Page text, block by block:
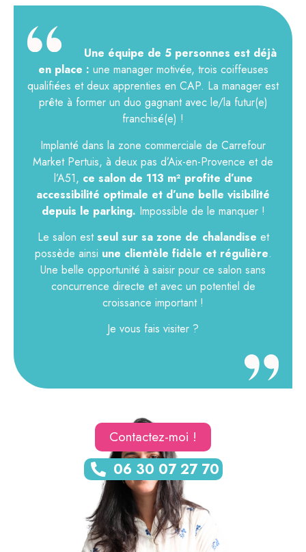
Contactez-moi !
06 30 07 27 70
Une équipe de 5 personnes est déjà
en place : une manager motivée, trois coiffeuses
qualifiées et deux apprenties en CAP. La manager est
prête à former un duo gagnant avec le/la futur(e)
franchisé(e) !
Implanté dans la zone commerciale de Carrefour
Market Pertuis, à deux pas d’Aix-en-Provence et de
l’A51, ce salon de 113 m² profite d’une
accessibilité optimale et d’une belle visibilité
depuis le parking. Impossible de le manquer !
Le salon estseul sur sa zone de chalandise et
possède ainsi une clientèle fidèle et régulière.
Une belle opportunité à saisir pour ce salon sans
concurrence directe et avec un potentiel de
croissance important !
Je vous fais visiter ?